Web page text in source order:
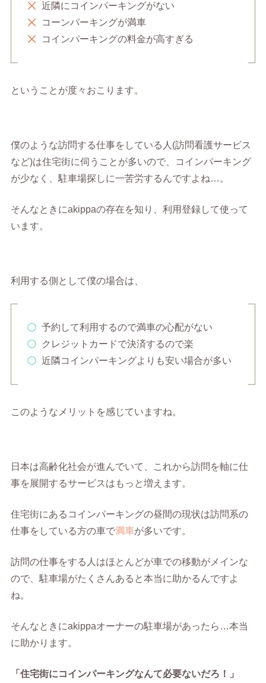
近隣にコインパーキングがない
コーンパーキングが満車
コインパーキングの料金が高すぎる
ということが度々おこります。
僕のような訪問する仕事をしている人(訪問看護サービス
など)は住宅街に伺うことが多いので、コインパーキング
が少なく、駐車場探しに一苦労するんですよね…。
そんなときにakippaの存在を知り、利用登録して使って
います。
利用する側として僕の場合は、
予約して利用するので満車の心配がない
クレジットカードで決済するので楽
近隣コインパーキングよりも安い場合が多い
このようなメリットを感じていますね。
日本は高齢化社会が進んでいて、これから訪問を軸に仕
事を展開するサービスはもっと増えます。
住宅街にあるコインパーキングの昼間の現状は訪問系の
仕事をしている方の車で満車が多いです。
訪問の仕事をする人はほとんどが車での移動がメインな
ので、駐車場がたくさんあると本当に助かるんですよ
ね。
そんなときにakippaオーナーの駐車場があったら…本当
に助かります。
「住宅街にコインパーキングなんて必要ないだろ！」